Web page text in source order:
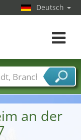
an der
Deutsch
Toggle
Branchen